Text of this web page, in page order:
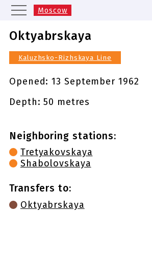
Moscow
Kazan
Nizhny Novgorod
Novosibirsk
Samara
Same names of metro stations
Oktyabrskaya
Kaluzhsko-Rizhskaya Line
Opened:13 September 1962
Depth: 50 metres
Neighboring stations:
Tretyakovskaya
Shabolovskaya
Transfers to:
Oktyabrskaya